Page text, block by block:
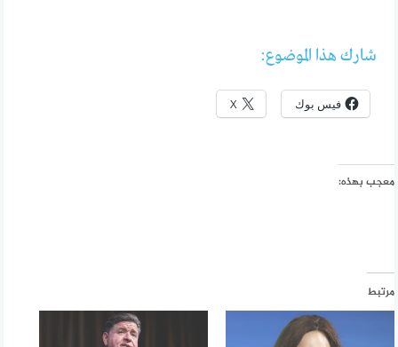
شارك هذا الموضوع:
فيس بوك X
معجب بهذه:
مرتبط